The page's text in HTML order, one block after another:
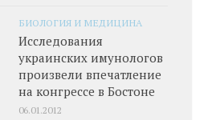
БИОЛОГИЯ И МЕДИЦИНА
Исследования
украинских имунологов
произвели впечатление
на конгрессе в Бостоне
06.01.2012